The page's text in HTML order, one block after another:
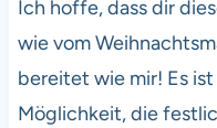
Ich hoffe, dass dir
wie vom
bereitet wie mir! Es
Möglichkeit, die